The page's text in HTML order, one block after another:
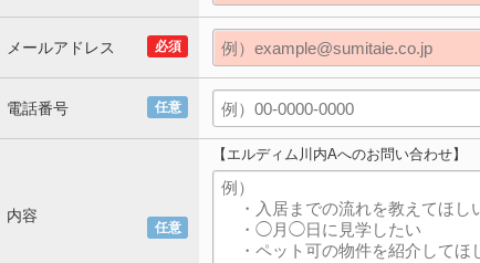
必須
メールアドレス
任意
電話番号
任意
内容
【エルディム川内Aへのお問い合わせ】